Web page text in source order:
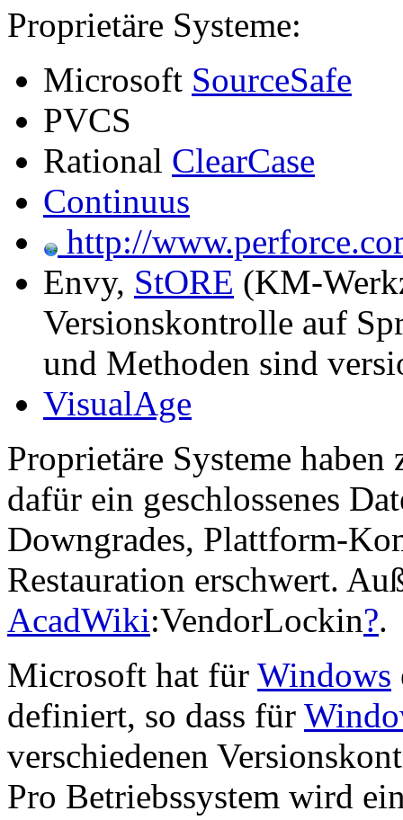
Proprietäre Systeme:
Microsoft SourceSafe
PVCS
Rational ClearCase
Continuus
http://
Envy, StORE (KM-
Versionskontrolle auf
und Methoden sind
VisualAge
Proprietäre Systeme
dafür ein geschlossenes
Downgrades, Plattform-
Restauration erschwert.
AcadWiki:VendorLockin?.
Microsoft hat für Windows
definiert, so dass für
verschiedenen
Pro Betriebssystem wird